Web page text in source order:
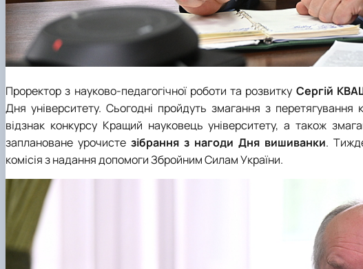
Проректор з науково-педагогічної роботи та розвитку Сергій
Дня університету. Сьогодні пройдуть змагання з
відзнак конкурсу Кращий науковець університету, а також
заплановане урочистезібрання з нагоди Дня вишиванки.
комісія з надання допомоги Збройним Силам України.